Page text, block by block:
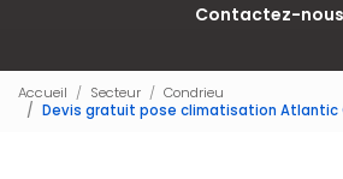
Contactez-nous
Accueil Secteur
Condrieu
Devis gratuit pose climatisation Atlantic